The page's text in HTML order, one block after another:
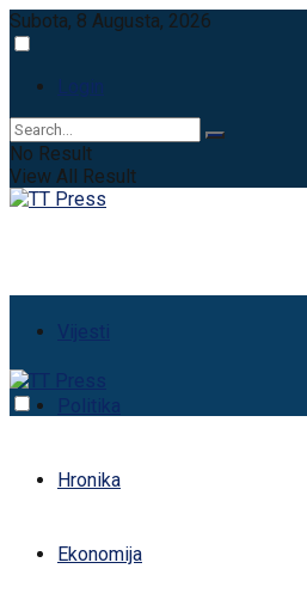
Subota, 8 Augusta, 2026
Login
No Result
View All Result
Vijesti
Politika
Hronika
Ekonomija